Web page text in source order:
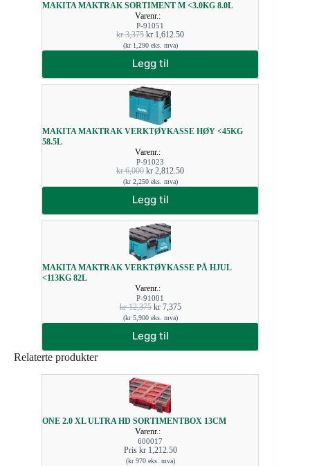
MAKITA MAKTRAK SORTIMENT M <3.0KG 8.0L
Varenr.:
P-91051
kr3,375 kr 1,612.50
(kr1,290eks. mva)
Legg til
MAKITA MAKTRAK VERKTØYKASSE HØY <45KG
58.5L
Varenr.:
P-91023
kr6,000 kr 2,812.50
(kr2,250eks. mva)
Legg til
MAKITA MAKTRAK VERKTØYKASSE PÅ HJUL
<113KG 82L
Varenr.:
P-91001
kr12,375 kr7,375
(kr5,900eks. mva)
Legg til
Relaterte produkter
ONE 2.0 XL ULTRA HD SORTIMENTBOX 13CM
Varenr.:
600017
Pris kr1,212.50
(kr970eks. mva)